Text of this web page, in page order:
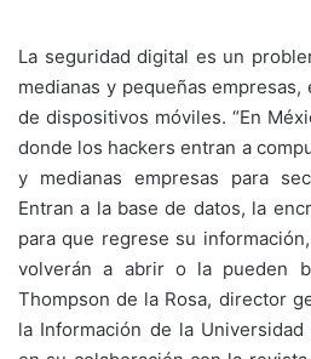
La seguridad digital es un
medianas y pequeñas
de dispositivos móviles. “En
donde los hackers entran a
y medianas empresas para
Entran a la base de datos, la
para que regrese su
volverán a abrir o la pueden
Thompson de la Rosa, director
la Información de la